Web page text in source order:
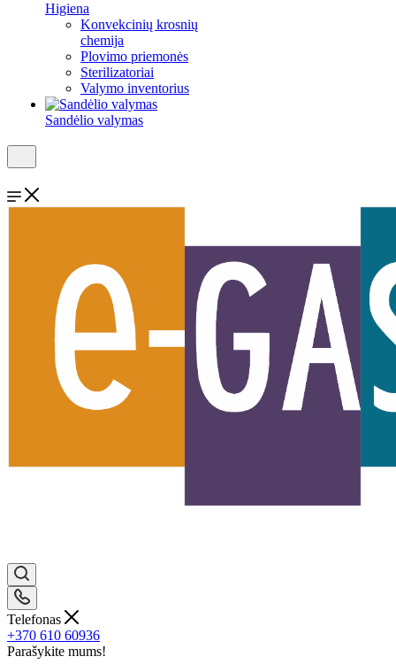
Higiena
Konvekcinių krosnių
chemija
Plovimo priemonės
Sterilizatoriai
Valymo inventorius
Sandėlio valymas
Telefonas
+370 610 60936
Parašykite mums!